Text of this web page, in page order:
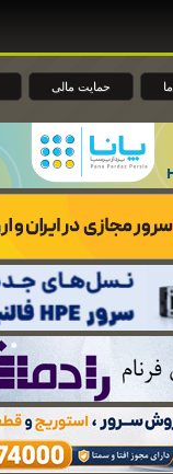
حمایت مالی